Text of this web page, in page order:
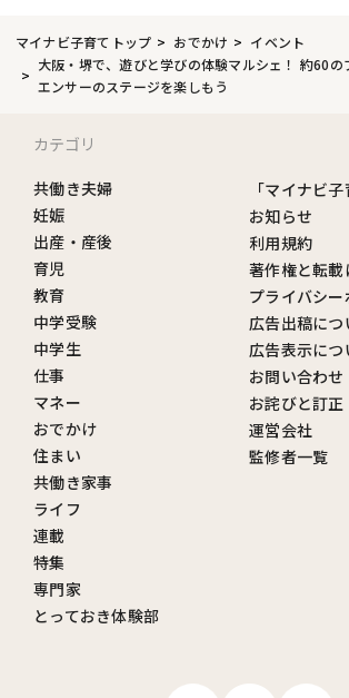
マイナビ子育てトップ おでかけ
イベント
大阪・堺で、遊びと学びの体験マルシェ！ 約60の
エンサーのステージを楽しもう
カテゴリ
共働き夫婦
妊娠
出産・産後
育児
教育
中学受験
中学生
仕事
マネー
おでかけ
住まい
共働き家事
ライフ
連載
特集
専門家
とっておき体験部
「マイナビ
お知らせ
利用規約
著作権と転載
プライバシ
広告出稿につ
広告表示につ
お問い合わせ
お詫びと訂正
運営会社
監修者一覧